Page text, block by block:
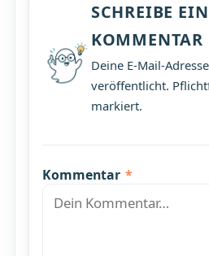
SCHREIBE
KOMMENTAR
Deine E-Mail-
veröffentlicht.
markiert.
Kommentar *